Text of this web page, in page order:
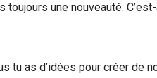
une nouveauté.
tu as d’idées pour créer de